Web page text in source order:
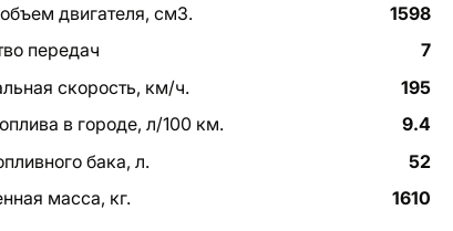
двигателя, см3.
1598
передач
7
скорость, км/ч.
195
в городе, л/100 км.
9.4
бака, л.
52
масса, кг.
1610